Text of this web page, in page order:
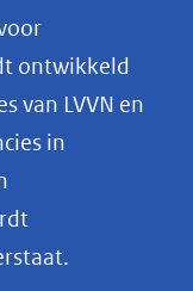
ontwikkeld
van LVVN en
in